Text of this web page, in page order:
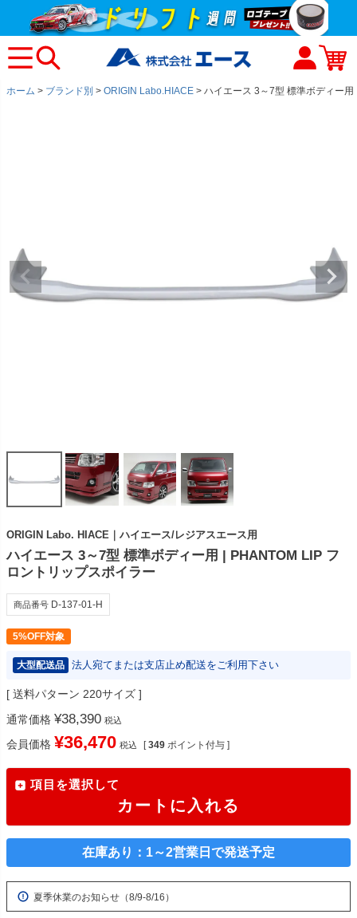
ホーム ブランド別 ORIGIN Labo.HIACE ハイエース 3～7型 標準ボディー
ORIGIN Labo. HIACE｜ハイエース/レジアスエース用
ハイエース 3～7型 標準ボディー用 | PHANTOM LIP フ
ロントリップスポイラー
商品番号 D-137-01-H
5%OFF対象
大型配送品 法人宛てまたは支店止め配送をご利用下さい
送料パターン 220サイズ
通常価格 ¥38,390 税込
会員価格 ¥36,470 税込 [ 349 ポイント付与 ]
項目を選択して
カートに入れる
在庫あり：1～2営業日で発送予定
夏季休業のお知らせ（8/9-8/16）